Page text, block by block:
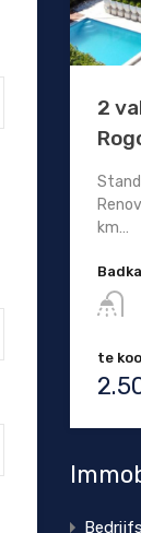
2
km…
te